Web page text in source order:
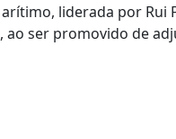
liderada por Rui
ao ser promovido de